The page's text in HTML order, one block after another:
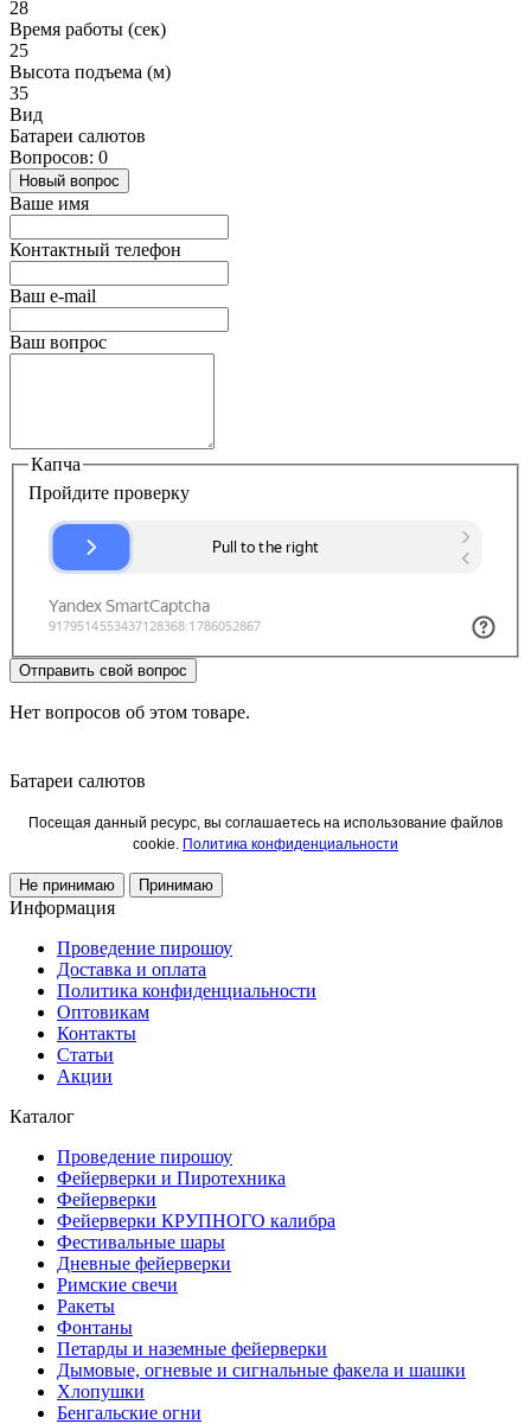
28
Время работы (сек)
25
Высота подъема (м)
35
Вид
Батареи салютов
Вопросов: 0
Новый вопрос
Ваше имя
Контактный телефон
Ваш e-mail
Ваш вопрос
Капча
Пройдите проверку
Отправить свой вопрос
Нет вопросов об этом товаре.
Батареи салютов
Посещая данный ресурс, вы соглашаетесь на использование файлов
cookie. Политика конфиденциальности
Не принимаю Принимаю
Информация
Проведение пирошоу
Доставка и оплата
Политика конфиденциальности
Оптовикам
Контакты
Статьи
Акции
Каталог
Проведение пирошоу
Фейерверки и Пиротехника
Фейерверки
Фейерверки КРУПНОГО калибра
Фестивальные шары
Дневные фейерверки
Римские свечи
Ракеты
Фонтаны
Петарды и наземные фейерверки
Дымовые, огневые и сигнальные факела и шашки
Хлопушки
Бенгальские огни